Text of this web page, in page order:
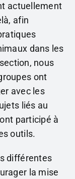
actuellement
afin
dans les
nous
ont
avec les
liés au
participé à
outils.
différentes
la mise